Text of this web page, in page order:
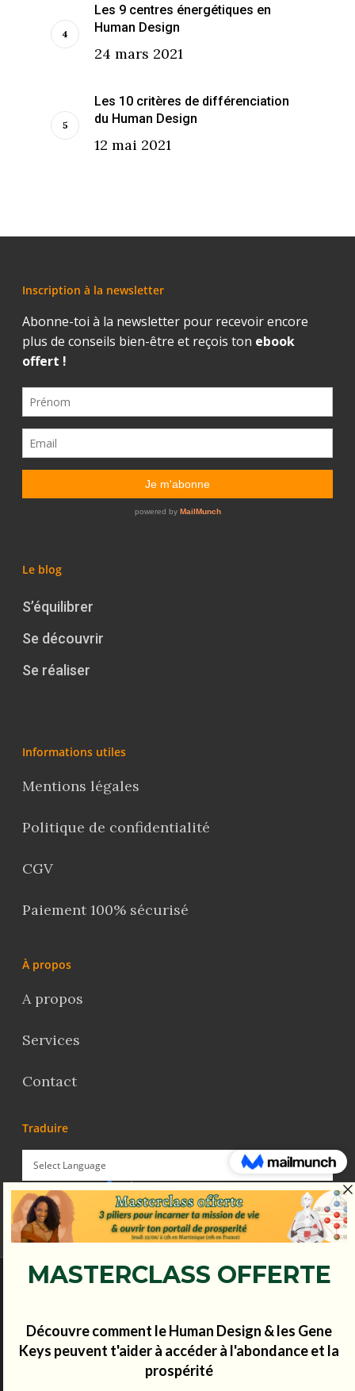
Les 9 centres énergétiques en
Human Design
24 mars 2021
Les 10 critères de différenciation
du Human Design
12 mai 2021
Inscription à la newsletter
Le blog
S’équilibrer
Se découvrir
Se réaliser
Informations utiles
Mentions légales
Politique de confidentialité
CGV
Paiement 100% sécurisé
À propos
A propos
Services
Contact
Traduire
Powered by Translate